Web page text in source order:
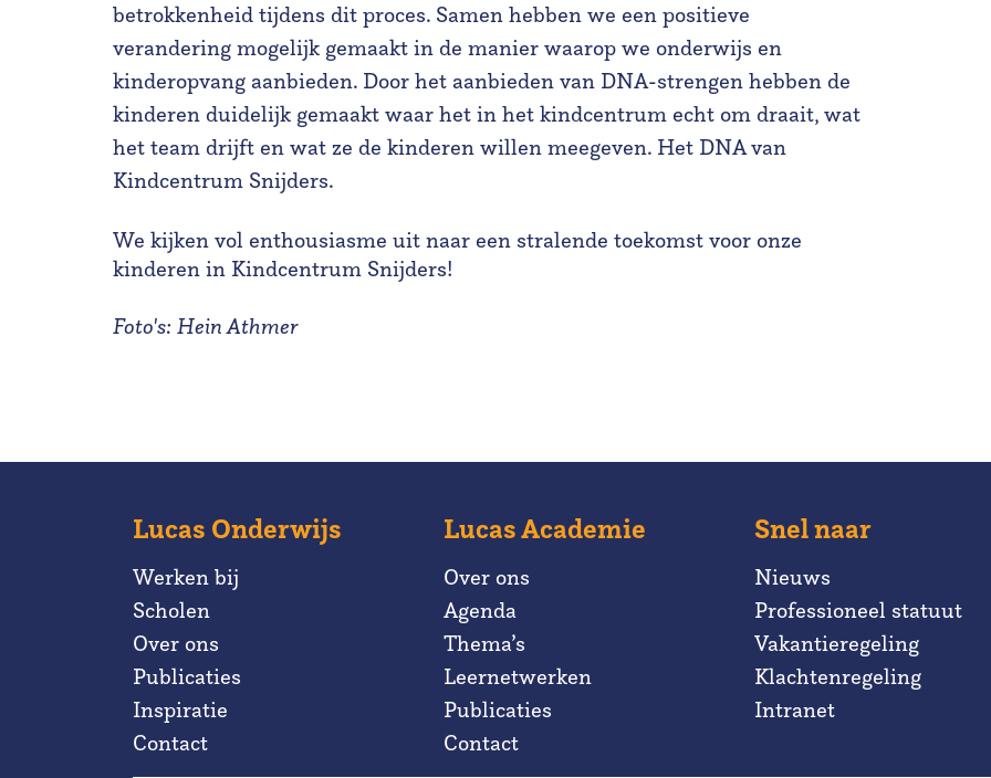
betrokkenheid tijdens dit proces. Samen hebben we een positieve
verandering mogelijk gemaakt in de manier waarop we onderwijs en
kinderopvang aanbieden. Door het aanbieden van DNA-strengen hebben de
kinderen duidelijk gemaakt waar het in het kindcentrum echt om draait, wat
het team drijft en wat ze de kinderen willen meegeven. Het DNA van
Kindcentrum Snijders.
We kijken vol enthousiasme uit naar een stralende toekomst voor onze
kinderen in Kindcentrum Snijders!
Foto's: Hein Athmer
Lucas Onderwijs
Werken bij
Scholen
Over ons
Publicaties
Inspiratie
Contact
Lucas Academie
Over ons
Agenda
Thema’s
Leernetwerken
Publicaties
Contact
Snel naar
Nieuws
Professioneel statuut
Vakantieregeling
Klachtenregeling
Intranet